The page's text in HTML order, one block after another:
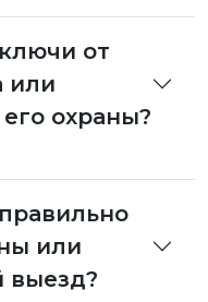
от
или
охраны?
или
выезд?